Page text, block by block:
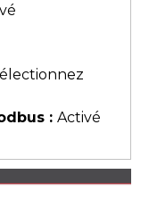
: Activé